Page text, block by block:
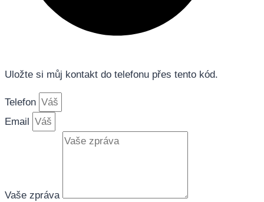
Uložte si můj kontakt do telefonu přes tento kód.
Telefon
Email
Vaše zpráva